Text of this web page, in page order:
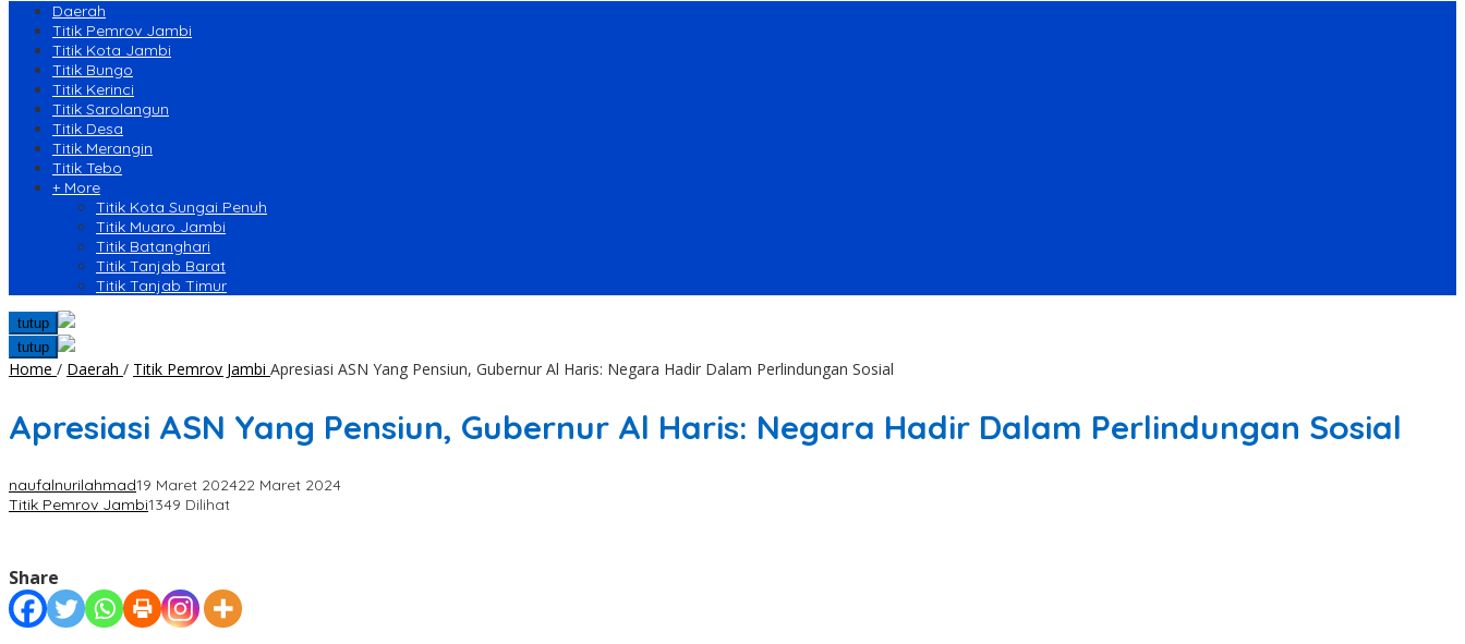
Daerah
Titik Pemrov Jambi
Titik Kota Jambi
Titik Bungo
Titik Kerinci
Titik Sarolangun
Titik Desa
Titik Merangin
Titik Tebo
+ More
Titik Kota Sungai Penuh
Titik Muaro Jambi
Titik Batanghari
Titik Tanjab Barat
Titik Tanjab Timur
tutup
tutup
Home / Daerah / Titik Pemrov Jambi Apresiasi ASN Yang Pensiun, Gubernur Al Haris: Negara Hadir Dalam Perlindungan Sosial
Apresiasi ASN Yang Pensiun, Gubernur Al Haris: Negara Hadir Dalam Perlindungan Sosial
naufalnurilahmad19 Maret 202422 Maret 2024
Titik Pemrov Jambi1349 Dilihat
Share